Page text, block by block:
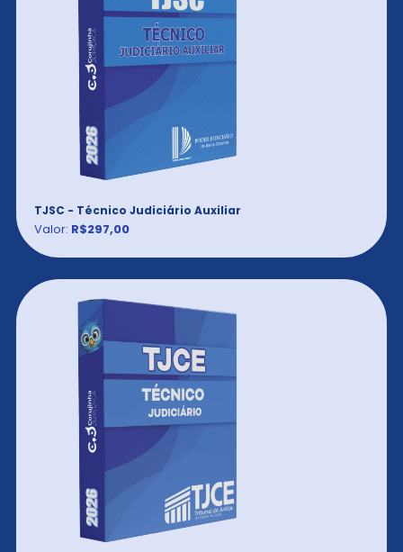
TJSC - Técnico Judiciário Auxiliar
Valor: R$297,00